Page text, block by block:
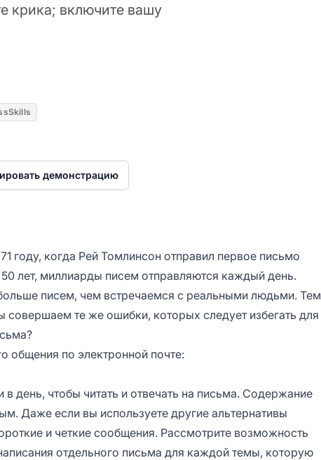
крика; включите вашу
демонстрацию
году, когда Рей Томлинсон отправил первое письмо
лет, миллиарды писем отправляются каждый день.
писем, чем встречаемся с реальными людьми. Тем
те же ошибки, которых следует избегать для
общения по электронной почте:
день, чтобы читать и отвечать на письма. Содержание
Даже если вы используете другие альтернативы
и четкие сообщения. Рассмотрите возможность
отдельного письма для каждой темы, которую